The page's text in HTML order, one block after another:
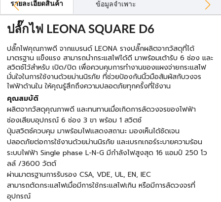
รายละเอียดสินค้า ข้อมูลจำเพาะ
ปลั๊กไฟ LEONA SQUARE D6
ปลั๊กไฟคุณภาพดี จากแบรนด์ LEONA รางปลั๊กผลิตจากวัสดุที่ได้
มาตรฐาน แข็งแรง สามารถนำกระแสไฟได้ดี มาพร้อมเต้ารับ 6 ช่อง และ
สวิตช์ไว้สำหรับ เปิด/ปิด เพื่อควบคุมการทำงานของแผงจ่ายกระแสไฟ
มั่นใจในการใช้งานด้วยม่านนิรภัย ที่ช่วยป้องกันนิ้วมือสัมผัสกับวงจร
ไฟฟ้าด้านใน ให้คุณรู้สึกถึงความปลอดภัยทุกครั้งที่ใช้งาน
คุณสมบัติ
ผลิตจากวัสดุคุณภาพดี และทนทานเมื่อเกิดการลัดวงจรของไฟฟ้า
ช่องเสียบอุปกรณ์ 6 ช่อง 3 ขา พร้อม 1 สวิตช์
ปุ่มสวิตช์ควบคุม มาพร้อมไฟแสดงสถานะ มองเห็นได้ชัดเจน
ปลอดภัยต่อการใช้งานด้วยม่านนิรภัย และเบรกเกอร์ระบายความร้อน
ระบบไฟฟ้า Single phase L-N-G มีกำลังไฟสูงสุด 16 แอมป์ 250 โว
ลล์ /3600 วัตต์
ผ่านมาตรฐานการรับรอง CSA, VDE, UL, EN, IEC
สามารถตัดกระแสไฟเมื่อมีการใช้กระแสไฟเกิน หรือมีการลัดวงจรที่
อุปกรณ์